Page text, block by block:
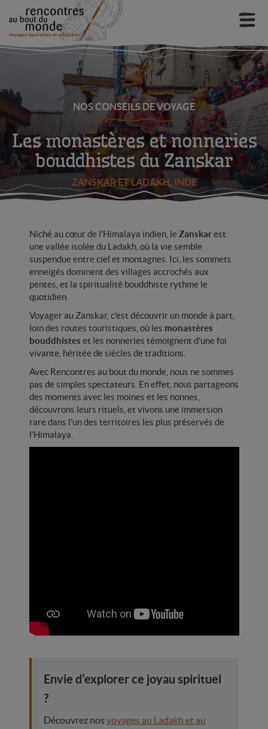
à
navigation
au
contenu
Mon espace Chercher un voyage
Notre éthique
le
Nos destinations
le
Conseils d’experts
Infos et actus
Voyages à découvrir
Départs garantis
sereinement aujourd’hui ?
NOS CONSEILS DE VOYAGE
Les monastères et nonneries
bouddhistes du Zanskar
ZANSKAR ET LADAKH, INDE
Niché au cœur de l’Himalaya indien, le Zanskarest
une vallée isolée du Ladakh, où la vie semble
suspendue entre ciel et montagnes. Ici, les sommets
enneigés dominent des villages accrochés aux
pentes, et la spiritualité bouddhiste rythme le
quotidien.
Voyager au Zanskar, c’est découvrir un monde à part,
loin des routes touristiques, où les monastères
bouddhistes et les nonneries témoignent d’une foi
vivante, héritée de siècles de traditions.
Avec Rencontres au bout du monde, nous ne sommes
pas de simples spectateurs. En effet, nous partageons
des moments avec les moines et les nonnes,
découvrons leurs rituels, et vivons une immersion
rare dans l’un des territoires les plus préservés de
l’Himalaya.
Envie d’explorer ce joyau spirituel
?
Découvrez nos voyages au Ladakh et au